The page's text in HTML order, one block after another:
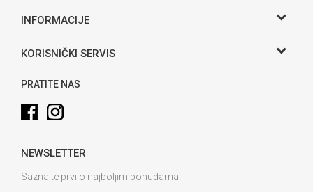
Gama S doo
Adresa
Telefon:
Email:
Račun
3381902212258898
INFORMACIJE
O nama
KORISNIČKI SERVIS
Uslovi korišćenja i prodaje
Kako kupiti
Plaćanje karticama
Isporuka
PRATITE NAS
NEWSLETTER
Saznajte prvi o najboljim ponudama.